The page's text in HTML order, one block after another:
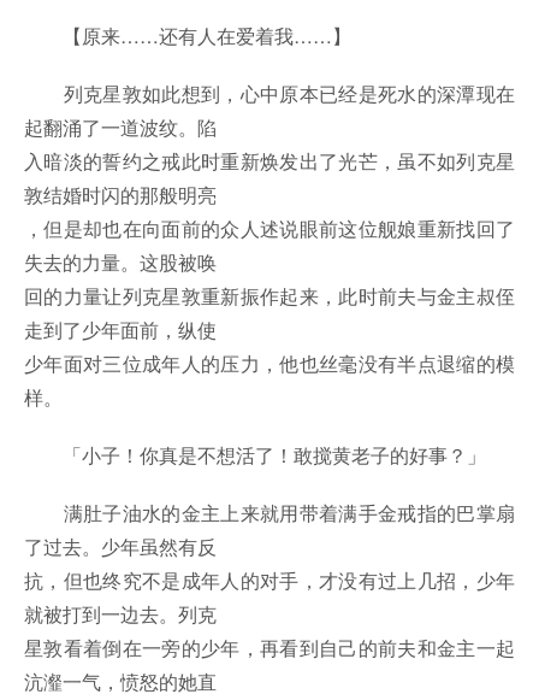
【原来……还有人在爱着我……】
列克星敦如此想到，心中原本已经是死水的深潭现在
起翻涌了一道波纹。陷
入暗淡的誓约之戒此时重新焕发出了光芒，虽不如列克星
敦结婚时闪的那般明亮
，但是却也在向面前的众人述说眼前这位舰娘重新找回了
失去的力量。这股被唤
回的力量让列克星敦重新振作起来，此时前夫与金主叔侄
走到了少年面前，纵使
少年面对三位成年人的压力，他也丝毫没有半点退缩的模
样。
「小子！你真是不想活了！敢搅黄老子的好事？」
满肚子油水的金主上来就用带着满手金戒指的巴掌扇
了过去。少年虽然有反
抗，但也终究不是成年人的对手，才没有过上几招，少年
就被打到一边去。列克
星敦看着倒在一旁的少年，再看到自己的前夫和金主一起
沆瀣一气，愤怒的她直